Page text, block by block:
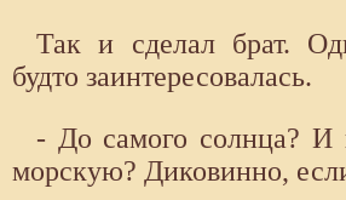
Так и сделал брат.
будто заинтересовалась.
- До самого солнца? И
морскую? Диковинно,